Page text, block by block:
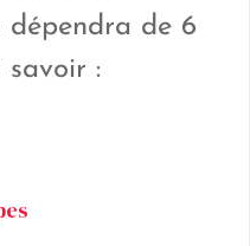
dépendra de 6
savoir :